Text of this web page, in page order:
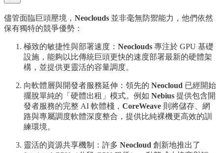
儘管面臨巨頭壓境， Neoclouds 並非毫無防禦能力，他們依然
保有獨特的競爭優勢：
極致的敏捷性與部署速度： Neoclouds 專注於 GPU 基礎
設施，能夠以比傳統巨頭更快的速度部署最新的硬體架
構，並提供更靈活的容量調度。
向軟體層與開發者服務延伸：領先的 Neocloud 已經開始
擺脫單純的「硬體出租」模式。例如 Nebius 提供包含開
發者服務的完整 AI 軟體棧， CoreWeave 則將儲存、網
路與專屬調度軟體深度整合，提供比純裸機更高效的訓
練環境。
靈活的資源共享機制：許多 Neocloud 創新地推出了